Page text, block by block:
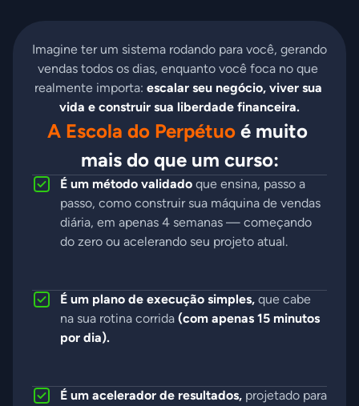
Imagine ter um sistema rodando para você, gerando
vendas todos os dias, enquanto você foca no que
realmente importa: escalar seu negócio, viver sua
vida e construir sua liberdade financeira.
A Escola do Perpétuo é muito
mais do que um curso:
É um método validado que ensina, passo a
passo, como construir sua máquina de vendas
diária, em apenas 4 semanas — começando
do zero ou acelerando seu projeto atual.
É um plano de execução simples, que cabe
na sua rotina corrida (com apenas 15 minutos
por dia).
É um acelerador de resultados, projetado para